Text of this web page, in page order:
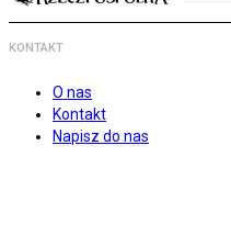
KONTAKT
O nas
Kontakt
Napisz do nas